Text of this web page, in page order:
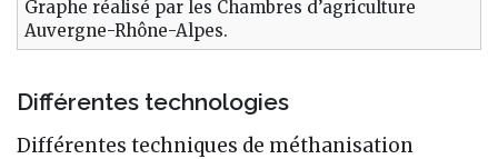
Graphe réalisé par les Chambres d’agriculture
Auvergne-Rhône-Alpes.
Différentes technologies
Différentes techniques de méthanisation